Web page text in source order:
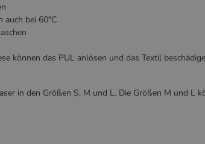
auch bei 60°C
können das PUL anlösen und das Textil
in den Größen S, M und L. Die Größen M und L